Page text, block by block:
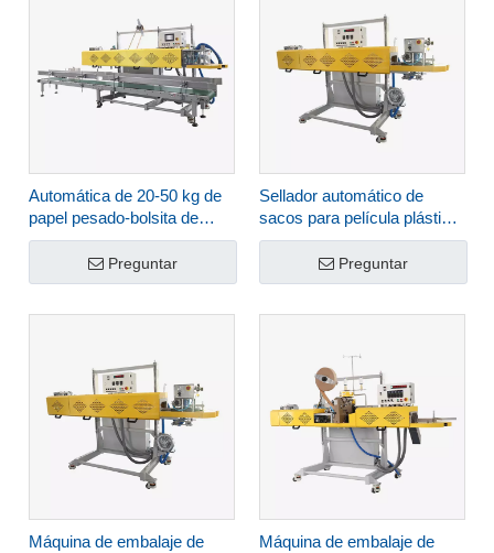
Automática de 20-50 kg de
papel pesado-bolsita de
plástico-plástico de la
máquina de envasado de
sellado continuo FBC-2/2D
Preguntar
Sellador automático de
sacos para película plástica
FBH-42
Preguntar
Máquina de embalaje de
Máquina de embalaje de